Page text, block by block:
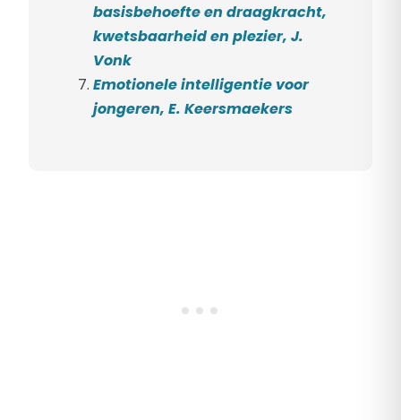
basisbehoefte en draagkracht,
kwetsbaarheid en plezier, J.
Vonk
Emotionele intelligentie voor
jongeren, E. Keersmaekers